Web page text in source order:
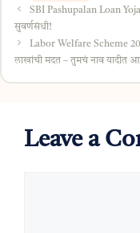
SBI Pashupalan Loan
सुवर्णसंधी!
Labor Welfare Scheme
लाखांची मदत – तुमचं नाव यादीत
Leave a